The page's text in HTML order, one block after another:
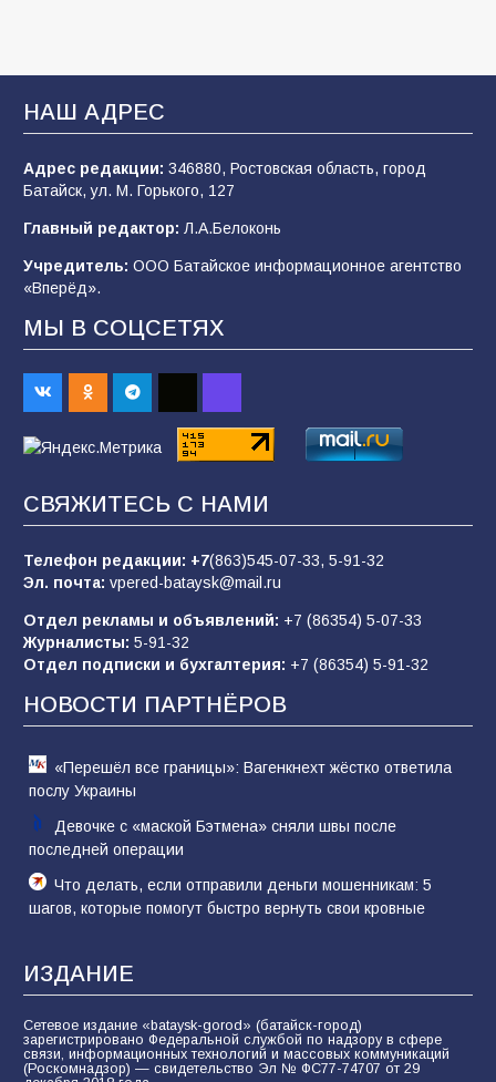
В Батайске продолжаются дорожные работы
104 04.08.2026
после выборов: в Госдуме дали ответ
103 06.08.2026
В детском саду № 35 дети освоили
строительные профессии в ходе
спортивного праздника
07.08.2026
«Слухами Москву не возьмёшь»: почему
заявления Киева о мобилизации — это
отчаяние, а не разведка
83 02.08.2026
Командовал боем до последнего: герой
60 05.08.2026
НАШ АДРЕС
Адрес редакции: 346880, Ростовская область, город
Батайск, ул. М. Горького, 127
Главный редактор: Л.А.Белоконь
Учредитель: ООО Батайское информационное агентство
«Вперёд».
МЫ В СОЦСЕТЯХ
СВЯЖИТЕСЬ С НАМИ
Телефон редакции: +7(863)545-07-33, 5-91-32
Эл. почта: vpered-bataysk@mail.ru
Отдел рекламы и объявлений: +7 (86354) 5-07-33
Журналисты: 5-91-32
Отдел подписки и бухгалтерия: +7 (86354) 5-91-32
НОВОСТИ ПАРТНЁРОВ
«Перешёл все границы»: Вагенкнехт жёстко ответила
послу Украины
Девочке с «маской Бэтмена» сняли швы после
последней операции
Что делать, если отправили деньги мошенникам: 5
шагов, которые помогут быстро вернуть свои кровные
ИЗДАНИЕ
Сетевое издание «bataysk-gorod» (батайск-город)
зарегистрировано Федеральной службой по надзору в сфере
связи, информационных технологий и массовых коммуникаций
(Роскомнадзор) — свидетельство Эл № ФС77-74707 от 29